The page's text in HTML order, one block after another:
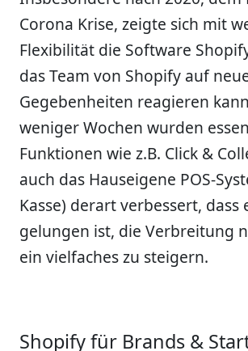
Corona Krise, zeigte sich mit
Flexibilität die Software
das Team von Shopify auf
Gegebenheiten reagieren
weniger Wochen wurden
Funktionen wie z.B. Click &
auch das Hauseigene POS-
Kasse) derart verbessert, dass
gelungen ist, die Verbreitung
ein vielfaches zu steigern.
Shopify für Brands &